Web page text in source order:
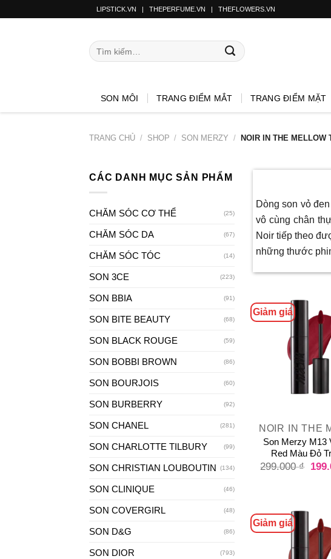
LIPSTICK.VN | THEPERFUME.VN | THEFLOWERS.VN
SON MÔI TRANG ĐIỂM MẮT TRANG ĐIỂM MẶT
TRANG CHỦ / SHOP / SON MERZY / NOIR IN THE MELLOW
CÁC DANH MỤC SẢN PHẨM
CHĂM SÓC CƠ THỂ (25)
CHĂM SÓC DA (67)
CHĂM SÓC TÓC (14)
SON 3CE (223)
SON BBIA (91)
SON BITE BEAUTY (68)
SON BLACK ROUGE (59)
SON BOBBI BROWN (86)
SON BOURJOIS (60)
SON BURBERRY (92)
SON CHANEL (281)
SON CHARLOTTE TILBURY (99)
SON CHRISTIAN LOUBOUTIN (134)
SON CLINIQUE (46)
SON COVERGIRL (48)
SON D&G (86)
SON DIOR (793)
Dòng son vỏ đen
vô cùng chân
Noir tiếp theo
những thước
Giảm giá
Son Merzy M13
Red Màu Đỏ
299.000₫
Giảm giá